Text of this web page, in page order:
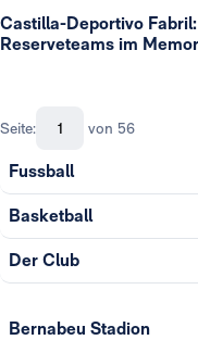
Castilla-Deportivo
Reserveteams im
Seite: von 56
Fussball
Basketball
Der Club
Bernabeu Stadion